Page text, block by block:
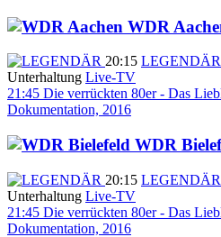
WDR
20:15 LEGENDÄR
Unterhaltung Live-TV
21:45 Die verrückten 80er - Das
Dokumentation, 2016
WDR
20:15 LEGENDÄR
Unterhaltung Live-TV
21:45 Die verrückten 80er - Das
Dokumentation, 2016